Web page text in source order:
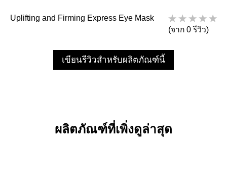
Uplifting and Firming Express Eye Mask
(จาก 0 รีวิว)
เขียนรีวิวสำหรับผลิตภัณฑ์นี้
ผลิตภัณฑ์ที่เพิ่งดูล่าสุด